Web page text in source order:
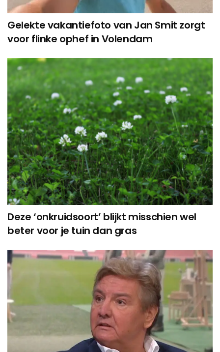
Gelekte vakantiefoto van Jan Smit zorgt
voor flinke ophef in Volendam
Deze ‘onkruidsoort’ blijkt misschien wel
beter voor je tuin dan gras